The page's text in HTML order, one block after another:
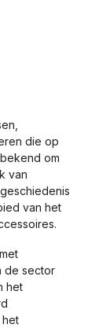
die op
om
van
van het
de sector
het